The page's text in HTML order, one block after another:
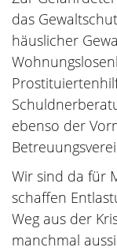
das
häuslicher
ebenso der
Wir sind da für
schaffen
Weg aus der
manchmal